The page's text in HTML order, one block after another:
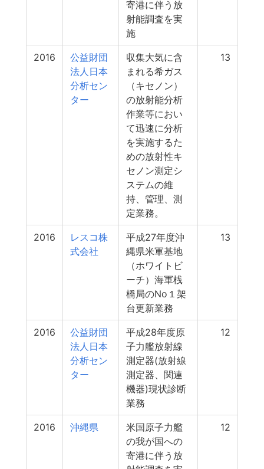
寄港に伴う放
射能調査を実
施
2016
公益財団
法人日本
分析セン
ター
収集大気に含
まれる希ガス
（キセノン）
の放射能分析
作業等におい
て迅速に分析
を実施するた
めの放射性キ
セノン測定シ
ステムの維
持、管理、測
定業務。
13
2016
レスコ株
式会社
平成27年度沖
縄県米軍基地
（ホワイトビ
ーチ）海軍桟
橋局のNo１架
台更新業務
13
2016
公益財団
法人日本
分析セン
ター
平成28年度原
子力艦放射線
測定器(放射線
測定器、関連
機器)現状診断
業務
12
2016 沖縄県
米国原子力艦
の我が国への
寄港に伴う放
12